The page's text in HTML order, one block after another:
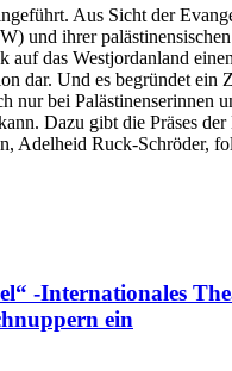
Aus Sicht der
und ihrer
auf das Westjordanland
dar. Und es begründet ein
nur bei Palästinenserinnen
Dazu gibt die Präses der
Adelheid Ruck-Schröder,
-Internationales
ein